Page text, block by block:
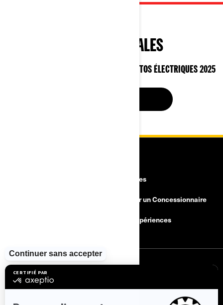
OFFRES SPÉCIALES
SUR VÉHICULES CAN‑AM 3 ROUES ET MOTOS ÉLECTRIQUES 2025
Carrières
Devenir un Concessionnaire
BRP Expériences
S'INSCRIRE
Inscrivez-vous à nos courriels.Recevez les dernières nouvelles, les